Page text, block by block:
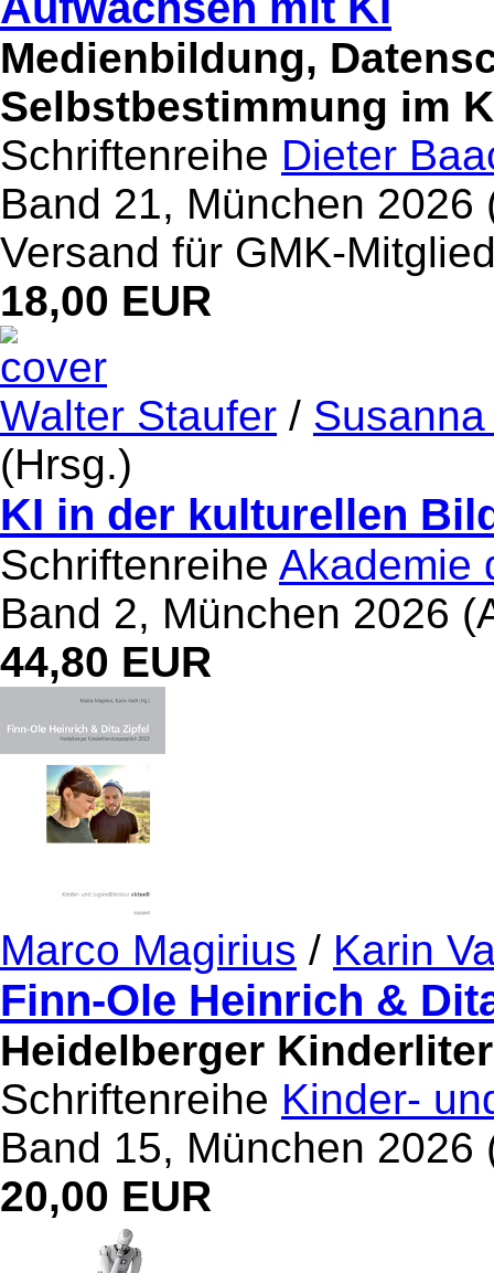
Medienbildung,
Selbstbestimmung im
Schriftenreihe Dieter
Band 21, München
Versand für GMK-
18,00 EUR
Walter Staufer /
(Hrsg.)
KI in der kulturellen
Schriftenreihe Akademie
Band 2, München 2026
44,80 EUR
Marco Magirius / Karin
Finn-Ole Heinrich &
Heidelberger
Schriftenreihe Kinder-
Band 15, München
20,00 EUR